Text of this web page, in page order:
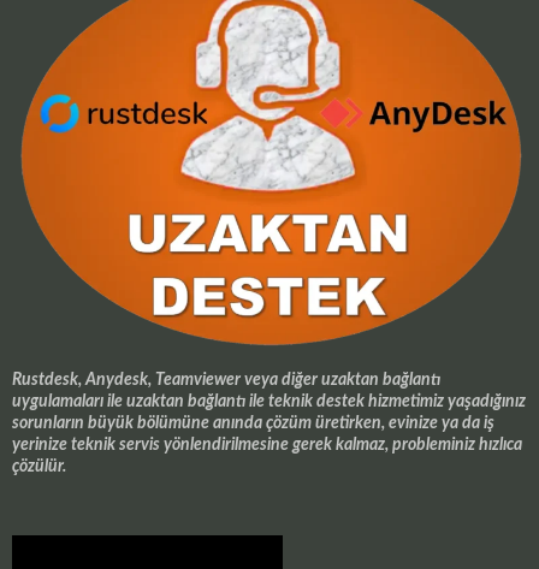
Rustdesk, Anydesk, Teamviewer veya diğer uzaktan bağlantı
uygulamaları ile uzaktan bağlantı ile teknik destek hizmetimiz yaşadığınız
sorunların büyük bölümüne anında çözüm üretirken, evinize ya da iş
yerinize teknik servis yönlendirilmesine gerek kalmaz, probleminiz hızlıca
çözülür.